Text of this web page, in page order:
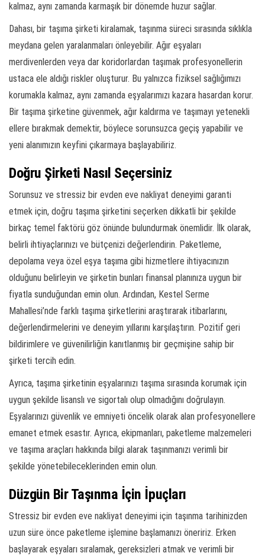
kalmaz, aynı zamanda karmaşık bir dönemde huzur sağlar.
Dahası, bir taşıma şirketi kiralamak, taşınma süreci sırasında sıklıkla
meydana gelen yaralanmaları önleyebilir. Ağır eşyaları
merdivenlerden veya dar koridorlardan taşımak profesyonellerin
ustaca ele aldığı riskler oluşturur. Bu yalnızca fiziksel sağlığımızı
korumakla kalmaz, aynı zamanda eşyalarımızı kazara hasardan korur.
Bir taşıma şirketine güvenmek, ağır kaldırma ve taşımayı yetenekli
ellere bırakmak demektir, böylece sorunsuzca geçiş yapabilir ve
yeni alanımızın keyfini çıkarmaya başlayabiliriz.
Doğru Şirketi Nasıl Seçersiniz
Sorunsuz ve stressiz bir evden eve nakliyat deneyimi garanti
etmek için, doğru taşıma şirketini seçerken dikkatli bir şekilde
birkaç temel faktörü göz önünde bulundurmak önemlidir. İlk olarak,
belirli ihtiyaçlarınızı ve bütçenizi değerlendirin. Paketleme,
depolama veya özel eşya taşıma gibi hizmetlere ihtiyacınızın
olduğunu belirleyin ve şirketin bunları finansal planınıza uygun bir
fiyatla sunduğundan emin olun. Ardından, Kestel Serme
Mahallesi’nde farklı taşıma şirketlerini araştırarak itibarlarını,
değerlendirmelerini ve deneyim yıllarını karşılaştırın. Pozitif geri
bildirimlere ve güvenilirliğin kanıtlanmış bir geçmişine sahip bir
şirketi tercih edin.
Ayrıca, taşıma şirketinin eşyalarınızı taşıma sırasında korumak için
uygun şekilde lisanslı ve sigortalı olup olmadığını doğrulayın.
Eşyalarınızı güvenlik ve emniyeti öncelik olarak alan profesyonellere
emanet etmek esastır. Ayrıca, ekipmanları, paketleme malzemeleri
ve taşıma araçları hakkında bilgi alarak taşınmanızı verimli bir
şekilde yönetebileceklerinden emin olun.
Düzgün Bir Taşınma İçin İpuçları
Stressiz bir evden eve nakliyat deneyimi için taşınma tarihinizden
uzun süre önce paketleme işlemine başlamanızı öneririz. Erken
başlayarak eşyaları sıralamak, gereksizleri atmak ve verimli bir